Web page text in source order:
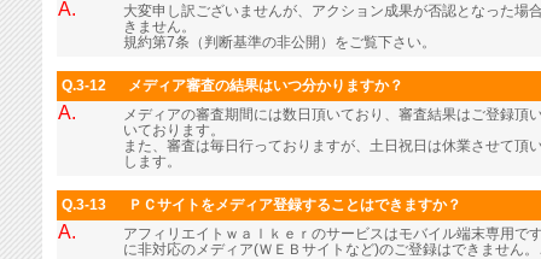
A.
大変申し訳ございませんが、アクション成果が否認となった場
きません。
規約第7条（判断基準の非公開）をご覧下さい。
Q.3-12 メディア審査の結果はいつ分かりますか？
A.
メディアの審査期間には数日頂いており、審査結果はご登録頂
いております。
また、審査は毎日行っておりますが、土日祝日は休業させて頂
します。
Q.3-13 ＰＣサイトをメディア登録することはできますか？
A.
アフィリエイトｗａｌｋｅｒのサービスはモバイル端末専用で
に非対応のメディア(ＷＥＢサイトなど)のご登録はできません